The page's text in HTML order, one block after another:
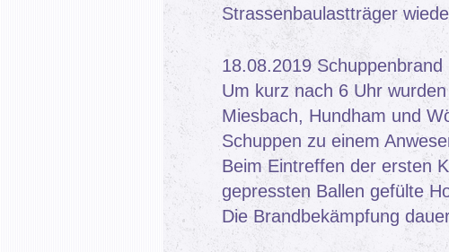
Strassenbaulastträger
18.08.2019
Um kurz nach 6 Uhr
Miesbach, Hundham und
Schuppen zu einem
Beim Eintreffen der ersten
gepressten Ballen gefülte
Die Brandbekämpfung